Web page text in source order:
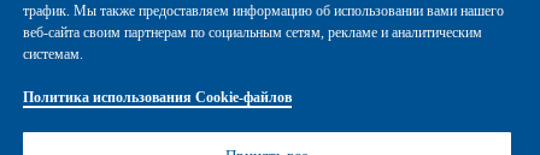
трафик. Мы также предоставляем информацию об использовании вами нашего
веб-сайта своим партнерам по социальным сетям, рекламе и аналитическим
системам.
Политика использования Cookie-файлов
Политика конфиденциальности
Правовые положения